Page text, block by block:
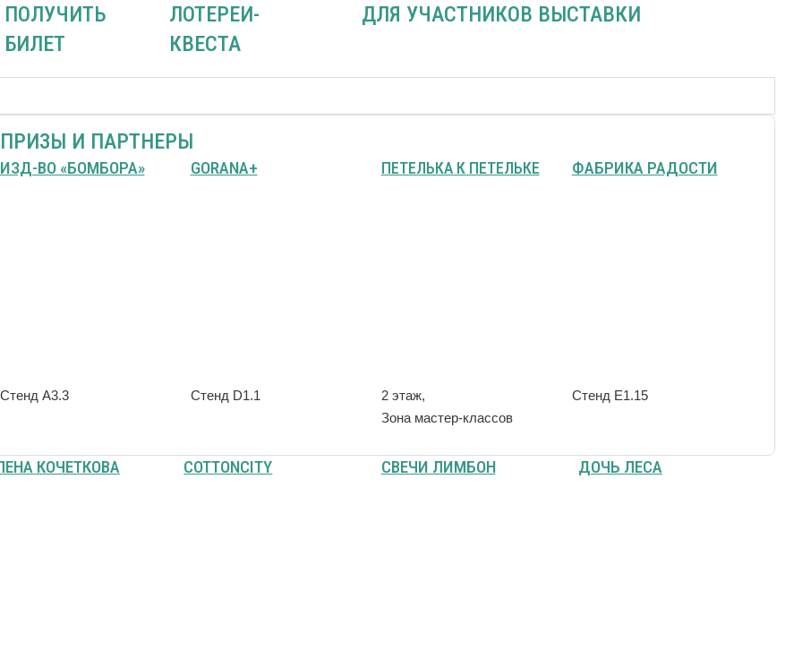
ПОЛУЧИТЬ
БИЛЕТ
ЛОТЕРЕИ-
КВЕСТА
ДЛЯ УЧАСТНИКОВ ВЫСТАВКИ
ПРИЗЫ И ПАРТНЕРЫ
ИЗД-ВО «БОМБОРА» GORANA+ ПЕТЕЛЬКА К ПЕТЕЛЬКЕ ФАБРИКА РАДОСТИ
Стенд А3.3 Стенд D1.1
2 этаж,
Зона мастер-классов
Стенд Е1.15
КОЧЕТКОВА COTTONCITY СВЕЧИ ЛИМБОН ДОЧЬ ЛЕСА